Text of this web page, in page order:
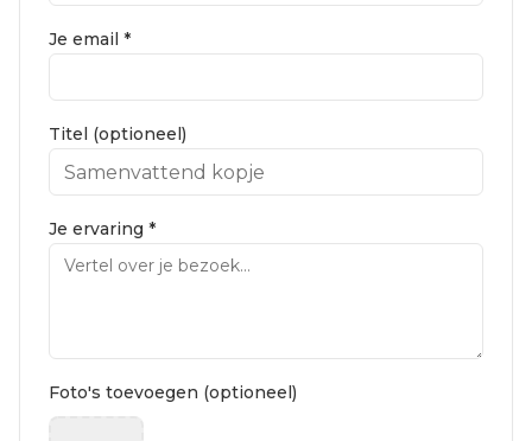
Je email *
Titel (optioneel)
Je ervaring *
Foto's toevoegen (optioneel)